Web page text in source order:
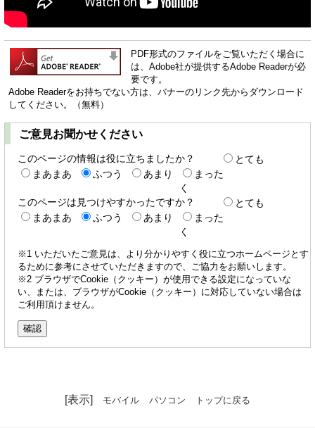
PDF形式のファイルをご覧いただく場合に
は、Adobe社が提供するAdobe Readerが必
要です。
Adobe Readerをお持ちでない方は、バナーのリンク先からダウンロード
してください。（無料）
ご意見お聞かせください
このページの情報は役に立ちましたか？
とても
まあまあ
ふつう あまり
まった
く
このページは見つけやすかったですか？
とても
まあまあ
ふつう あまり
まった
く
※1 いただいたご意見は、より分かりやすく役に立つホームページとす
るために参考にさせていただきますので、ご協力をお願いします。
※2 ブラウザでCookie（クッキー）が使用できる設定になっていな
い、または、ブラウザがCookie（クッキー）に対応していない場合は
ご利用頂けません。
[表示] モバイル パソコン トップに戻る